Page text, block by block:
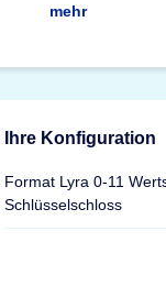
mehr
Ihre Konfiguration
Format Lyra 0-11
Schlüsselschloss